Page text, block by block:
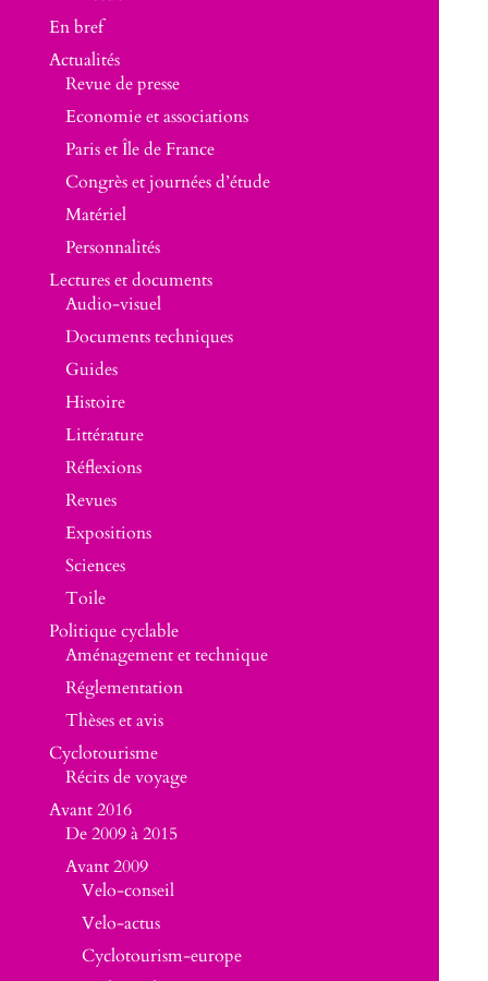
En bref
Actualités
Revue de presse
Economie et associations
Paris et Île de France
Congrès et journées d’étude
Matériel
Personnalités
Lectures et documents
Audio-visuel
Documents techniques
Guides
Histoire
Littérature
Réflexions
Revues
Expositions
Sciences
Toile
Politique cyclable
Aménagement et technique
Réglementation
Thèses et avis
Cyclotourisme
Récits de voyage
Avant 2016
De 2009 à 2015
Avant 2009
Velo-conseil
Velo-actus
Cyclotourism-europe